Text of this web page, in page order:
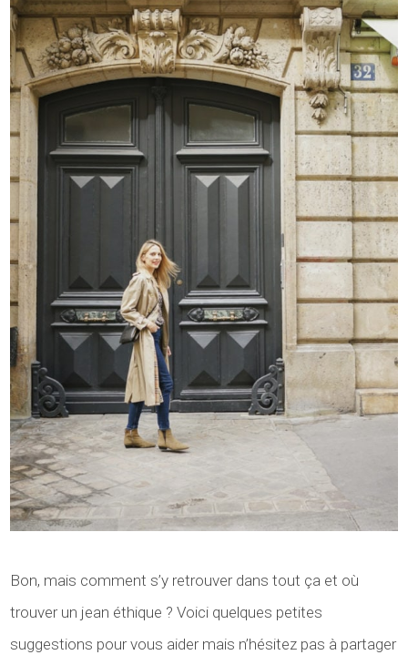
Bon, mais comment s’y retrouver dans tout ça et où
trouver un jean éthique ? Voici quelques petites
suggestions pour vous aider mais n’hésitez pas à partager